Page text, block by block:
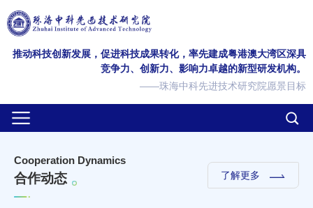
推动科技创新发展，促进科技成果转化，率先建成粤港澳大湾区深具
竞争力、创新力、影响力卓越的新型研发机构。
——珠海中科先进技术研究院愿景目标
Cooperation Dynamics
合作动态 了解更多